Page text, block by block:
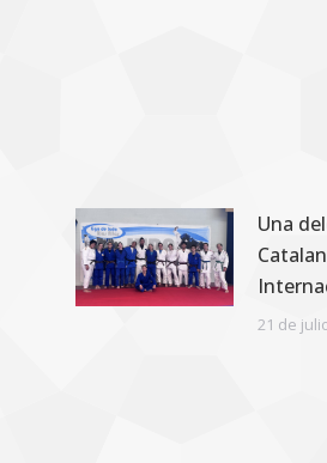
Una
21 de